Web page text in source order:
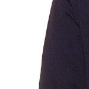
Miesten